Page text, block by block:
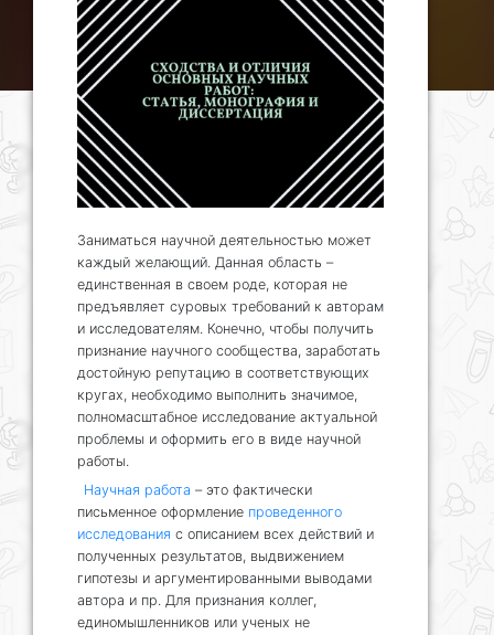
Заниматься научной деятельностью может
каждый желающий. Данная область –
единственная в своем роде, которая не
предъявляет суровых требований к авторам
и исследователям. Конечно, чтобы получить
признание научного сообщества, заработать
достойную репутацию в соответствующих
кругах, необходимо выполнить значимое,
полномасштабное исследование актуальной
проблемы и оформить его в виде научной
работы.
Научная работа – это фактически
письменное оформление проведенного
исследования с описанием всех действий и
полученных результатов, выдвижением
гипотезы и аргументированными выводами
автора и пр. Для признания коллег,
единомышленников или ученых не